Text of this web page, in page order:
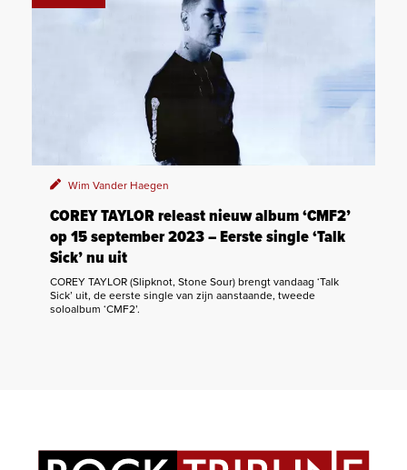
Wim Vander Haegen
COREY TAYLOR releast nieuw album ‘CMF2’
op 15 september 2023 – Eerste single ‘Talk
Sick’ nu uit
COREY TAYLOR (Slipknot, Stone Sour) brengt vandaag ‘Talk
Sick’ uit, de eerste single van zijn aanstaande, tweede
soloalbum ‘CMF2’.